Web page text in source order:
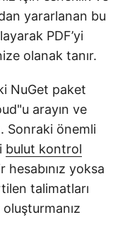
yararlanan bu
PDF’yi
olanak tanır.
NuGet paket
arayın ve
Sonraki önemli
bulut kontrol
hesabınız yoksa
talimatları